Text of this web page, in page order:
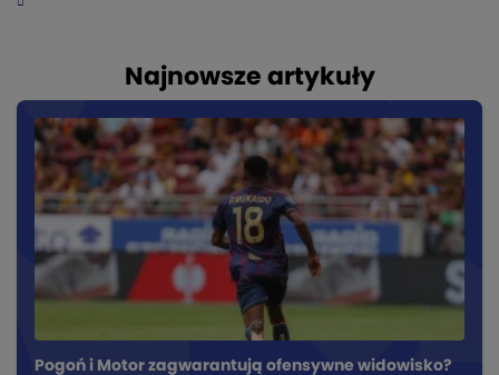
Najnowsze artykuły
Pogoń i Motor zagwarantują ofensywne widowisko?